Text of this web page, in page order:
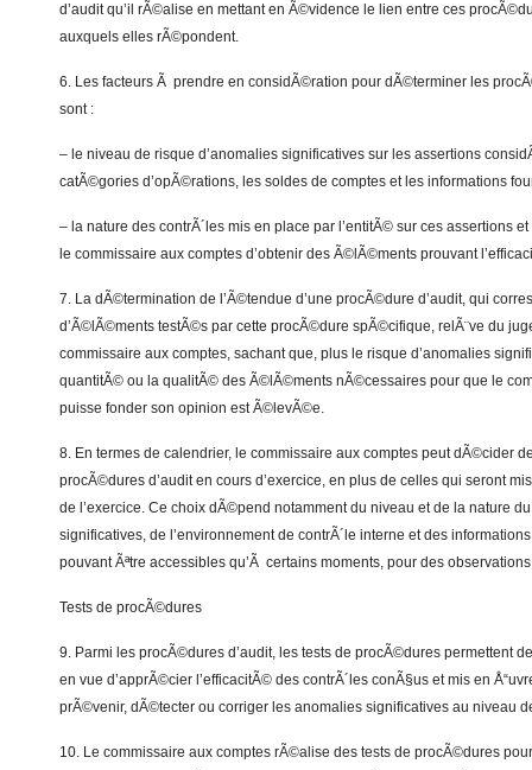
d’audit qu’il rÃ©alise en mettant en Ã©vidence le lien entre ces
auxquels elles rÃ©pondent.
6. Les facteurs Ã prendre en considÃ©ration pour dÃ©terminer les
sont :
– le niveau de risque d’anomalies significatives sur les assertions
catÃ©gories d’opÃ©rations, les soldes de comptes et les informations
– la nature des contrÃ´les mis en place par l’entitÃ© sur ces assertions
le commissaire aux comptes d’obtenir des Ã©lÃ©ments prouvant
7. La dÃ©termination de l’Ã©tendue d’une procÃ©dure d’audit, qui
d’Ã©lÃ©ments testÃ©s par cette procÃ©dure spÃ©cifique, relÃ¨ve du
commissaire aux comptes, sachant que, plus le risque d’anomalies
quantitÃ© ou la qualitÃ© des Ã©lÃ©ments nÃ©cessaires pour que le
puisse fonder son opinion est Ã©levÃ©e.
8. En termes de calendrier, le commissaire aux comptes peut dÃ©cider
procÃ©dures d’audit en cours d’exercice, en plus de celles qui seront
de l’exercice. Ce choix dÃ©pend notamment du niveau et de la nature
significatives, de l’environnement de contrÃ´le interne et des
pouvant Ãªtre accessibles qu’Ã certains moments, pour des
Tests de procÃ©dures
9. Parmi les procÃ©dures d’audit, les tests de procÃ©dures permettent
en vue d’apprÃ©cier l’efficacitÃ© des contrÃ´les conÃ§us et mis en
prÃ©venir, dÃ©tecter ou corriger les anomalies significatives au niveau
10. Le commissaire aux comptes rÃ©alise des tests de procÃ©dures